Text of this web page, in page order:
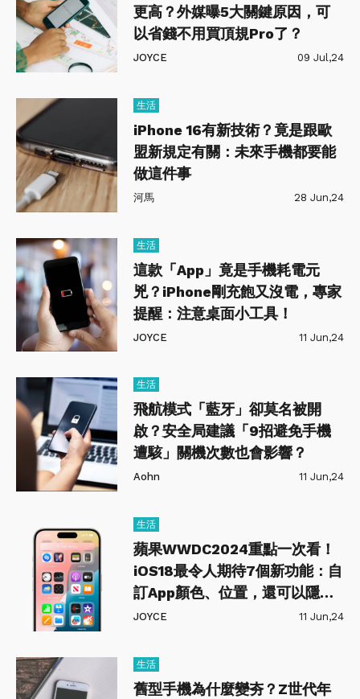
更高？外媒曝5大關鍵原因，可
以省錢不用買頂規Pro了？
JOYCE 09 Jul,24
生活
iPhone 16有新技術？竟是跟歐
盟新規定有關：未來手機都要能
做這件事
河馬 28 Jun,24
生活
這款「App」竟是手機耗電元
兇？iPhone剛充飽又沒電，專家
提醒：注意桌面小工具！
JOYCE 11 Jun,24
生活
飛航模式「藍牙」卻莫名被開
啟？安全局建議「9招避免手機
遭駭」關機次數也會影響？
Aohn 11 Jun,24
生活
蘋果WWDC2024重點一次看！
iOS18最令人期待7個新功能：自
訂App顏色、位置，還可以隱藏
上鎖？
JOYCE 11 Jun,24
生活
舊型手機為什麼變夯？Z世代年